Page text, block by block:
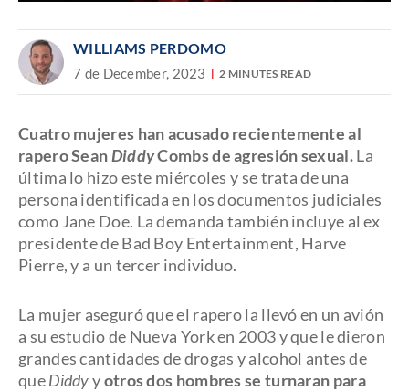
WILLIAMS PERDOMO
7 de December, 2023 2 MINUTES READ
Cuatro mujeres han acusado recientemente al
rapero SeanDiddyCombs de agresión sexual.La
última lo hizo este miércoles y se trata de una
persona identificada en los documentos judiciales
como Jane Doe. La demanda también incluye al ex
presidente de Bad Boy Entertainment, Harve
Pierre, y a un tercer individuo.
La mujer aseguró que el rapero la llevó en un avión
a su estudio de Nueva York en 2003 y que le dieron
grandes cantidades de drogas y alcohol antes de
queDiddyyotros dos hombres se turnaran para